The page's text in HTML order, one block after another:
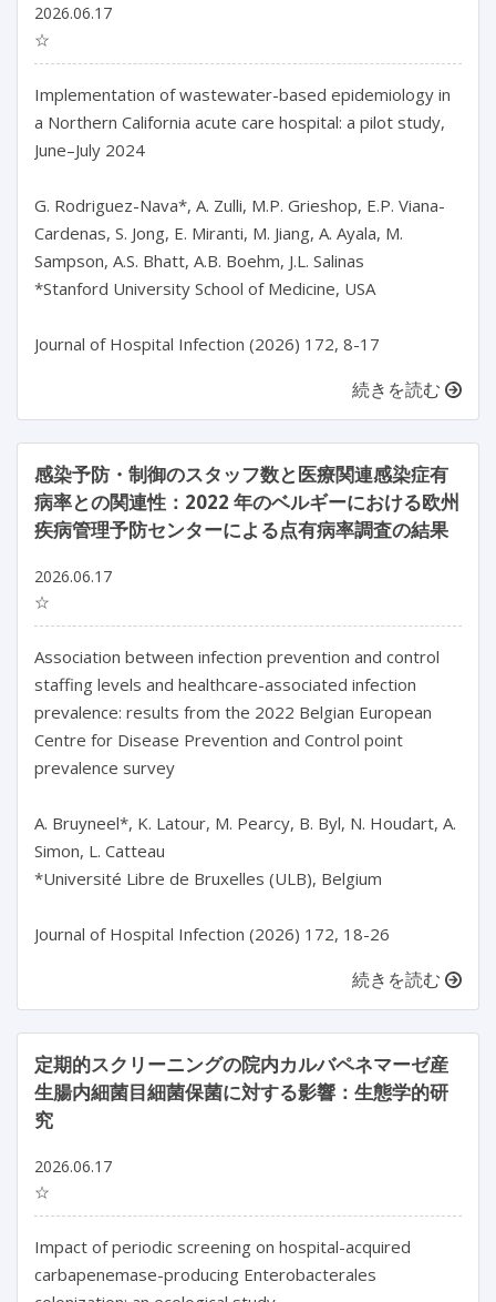
2026.06.17
☆
Implementation of wastewater-based epidemiology in
a Northern California acute care hospital: a pilot study,
June–July 2024
G. Rodriguez-Nava*, A. Zulli, M.P. Grieshop, E.P. Viana-
Cardenas, S. Jong, E. Miranti, M. Jiang, A. Ayala, M.
Sampson, A.S. Bhatt, A.B. Boehm, J.L. Salinas
*Stanford University School of Medicine, USA
続きを読む
感染予防・制御のスタッフ数と医療関連感染症有
病率との関連性：2022 年のベルギーにおける欧州
疾病管理予防センターによる点有病率調査の結果
2026.06.17
☆
Association between infection prevention and control
staffing levels and healthcare-associated infection
prevalence: results from the 2022 Belgian European
Centre for Disease Prevention and Control point
prevalence survey
A. Bruyneel*, K. Latour, M. Pearcy, B. Byl, N. Houdart, A.
Simon, L. Catteau
*Université Libre de Bruxelles (ULB), Belgium
続きを読む
定期的スクリーニングの院内カルバペネマーゼ産
生腸内細菌目細菌保菌に対する影響：生態学的研
究
2026.06.17
☆
Impact of periodic screening on hospital-acquired
carbapenemase-producing Enterobacterales